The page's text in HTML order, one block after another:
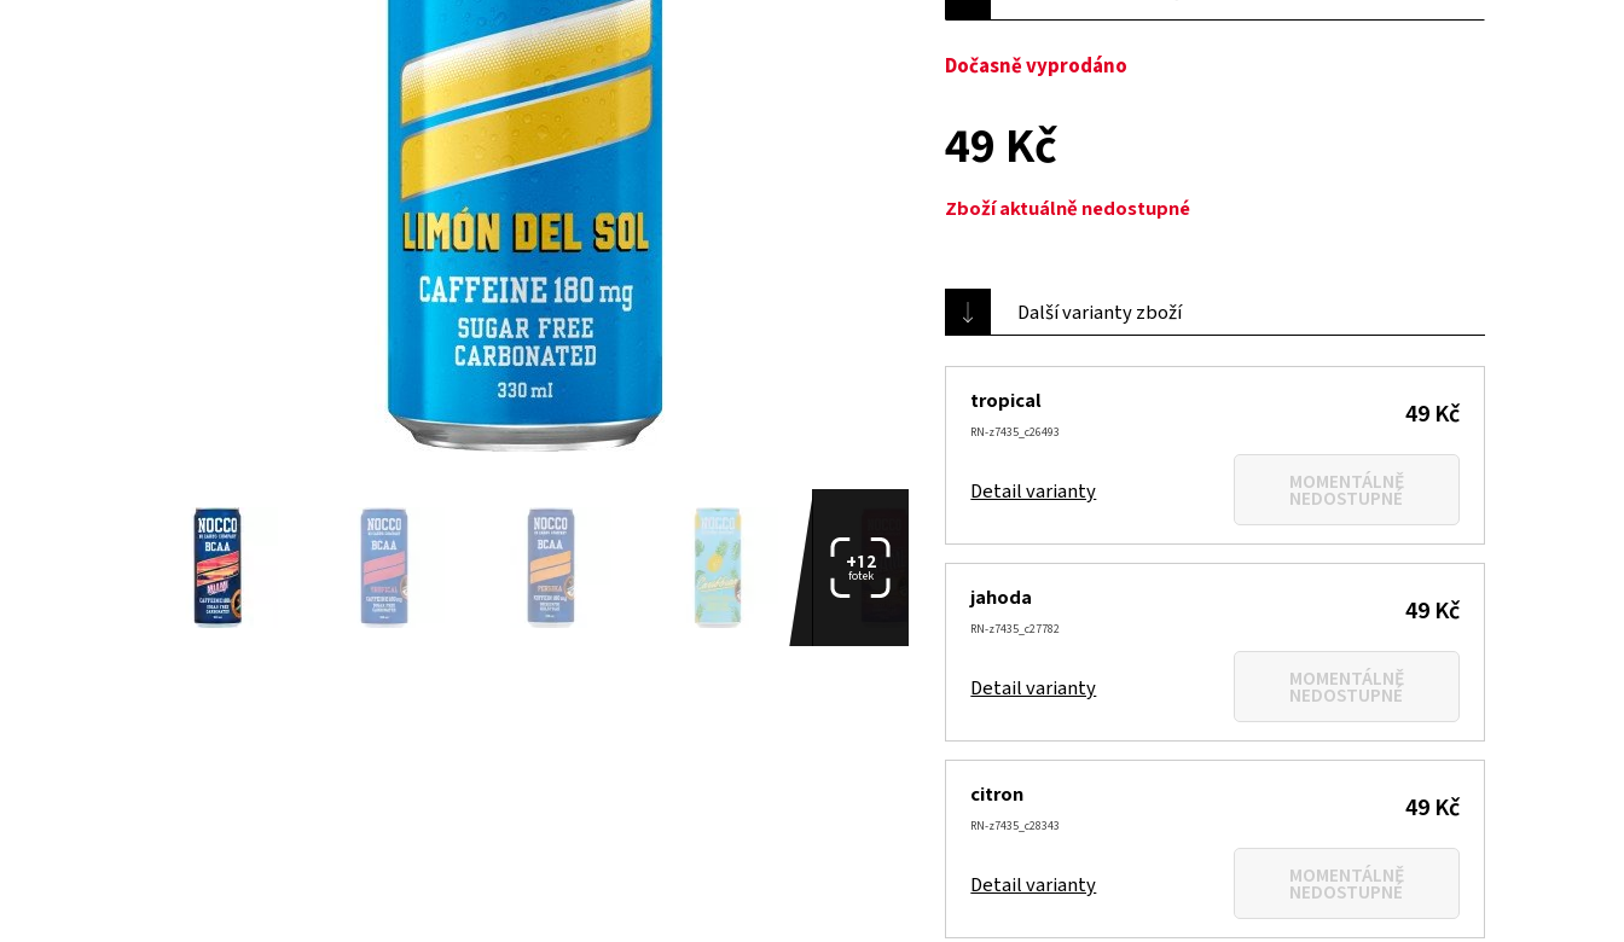
+12
fotek
Dočasně vyprodáno
49 Kč
Zboží aktuálně nedostupné
Další varianty zboží
tropical
RN-z7435_c26493
49 Kč
Detail varianty
MOMENTÁLNĚ
NEDOSTUPNÉ
jahoda
RN-z7435_c27782
49 Kč
Detail varianty
MOMENTÁLNĚ
NEDOSTUPNÉ
citron
RN-z7435_c28343
49 Kč
Detail varianty
MOMENTÁLNĚ
NEDOSTUPNÉ